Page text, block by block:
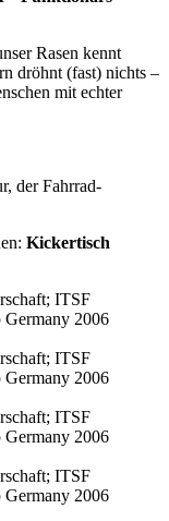
Rasen kennt
dröhnt (fast) nichts –
mit echter
der Fahrrad-
Kickertisch